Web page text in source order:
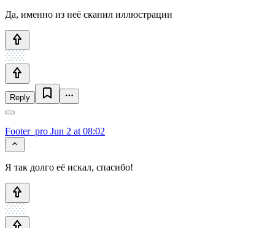
Да, именно из неё сканил иллюстрации
Reply
Footer_pro Jun 2 at 08:02
Я так долго её искал, спасибо!